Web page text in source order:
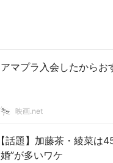
アマプラ入会したからお
映画.net
【話題】加藤茶・綾菜は
婚”が多いワケ